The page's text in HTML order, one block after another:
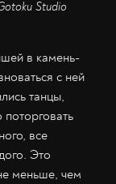
Studio
в камень-
с ней
танцы,
все
Это
меньше, чем